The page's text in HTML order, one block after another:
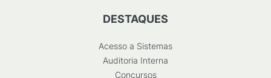
DESTAQUES
Acesso a Sistemas
Auditoria Interna
Concursos